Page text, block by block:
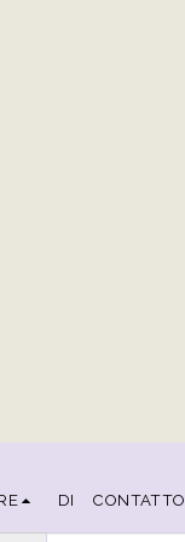
DI CONTATTO